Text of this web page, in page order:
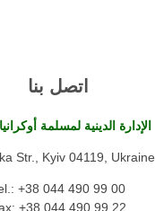
اتصل بنا
الإدارة الدينية لمسلمة
Str., Kyiv 04119, Ukraine
+38 044 490 99 00
+38 044 490 99 22